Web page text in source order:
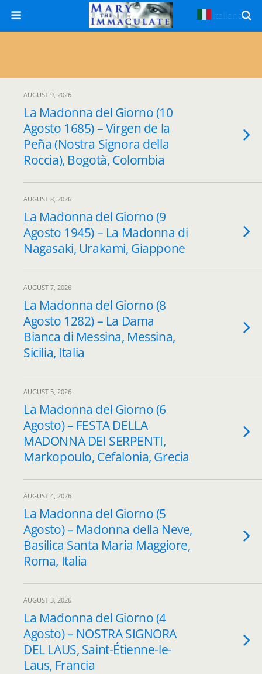
AUGUST 9, 2026
La Madonna del Giorno (10
Agosto 1685) – Virgen de la
Peña (Nostra Signora della
Roccia), Bogotà, Colombia
AUGUST 8, 2026
La Madonna del Giorno (9
Agosto 1945) – La Madonna di
Nagasaki, Urakami, Giappone
AUGUST 7, 2026
La Madonna del Giorno (8
Agosto 1282) – La Dama
Bianca di Messina, Messina,
Sicilia, Italia
AUGUST 5, 2026
La Madonna del Giorno (6
Agosto) – FESTA DELLA
MADONNA DEI SERPENTI,
Markopoulo, Cefalonia, Grecia
AUGUST 4, 2026
La Madonna del Giorno (5
Agosto) – Madonna della Neve,
Basilica Santa Maria Maggiore,
Roma, Italia
AUGUST 3, 2026
La Madonna del Giorno (4
Agosto) – NOSTRA SIGNORA
DEL LAUS, Saint-Étienne-le-
Laus, Francia
Italiano ▼